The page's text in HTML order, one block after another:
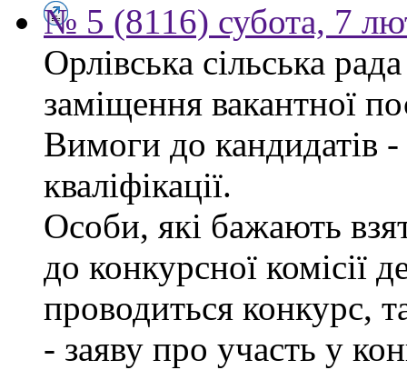
№ 5 (8116) субота, 7
Орлівська сільська
заміщення вакантної
Вимоги до кандидатів -
кваліфікації.
Особи, які бажають
до конкурсної комісії
проводиться конкурс,
- заяву про участь у